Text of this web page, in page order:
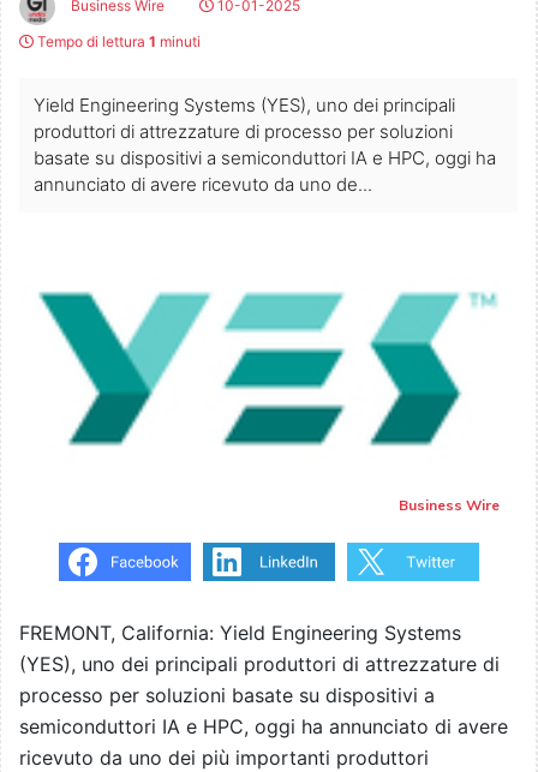
Business Wire
10-01-2025
Tempo di lettura 1 minuti
Yield Engineering Systems (YES), uno dei principali
produttori di attrezzature di processo per soluzioni
basate su dispositivi a semiconduttori IA e HPC, oggi ha
annunciato di avere ricevuto da uno de...
Business Wire
FREMONT, California: Yield Engineering Systems
(YES), uno dei principali produttori di attrezzature di
processo per soluzioni basate su dispositivi a
semiconduttori IA e HPC, oggi ha annunciato di avere
ricevuto da uno dei più importanti produttori